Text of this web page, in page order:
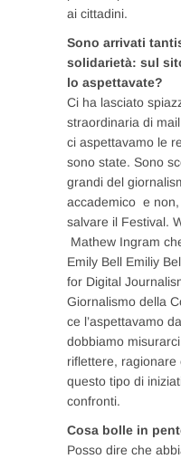
ai cittadini.
Sono arrivati
solidarietà: sul
lo aspettavate?
Ci ha lasciato
straordinaria di
ci aspettavamo le
sono state. Sono
grandi del
accademico e
salvare il Festival.
Mathew Ingram
Emily Bell Emiliy
for Digital
Giornalismo della
ce l’aspettavamo
dobbiamo
riflettere,
questo tipo di
confronti.
Cosa bolle in
Posso dire che